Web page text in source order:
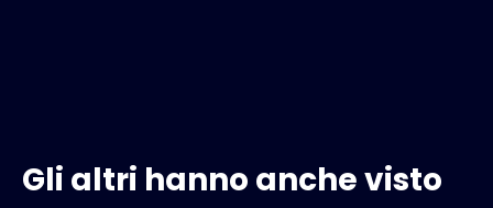
Gli altri hanno anche visto